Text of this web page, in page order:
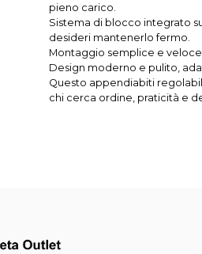
pieno carico.
Sistema di blocco integrato
desideri mantenerlo fermo.
Montaggio semplice e
Design moderno e pulito,
Questo appendiabiti
chi cerca ordine, praticità e